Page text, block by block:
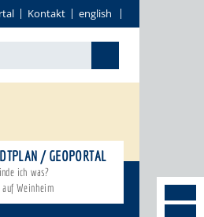
Kontakt english
/ GEOPORTAL
ich was?
auf Weinheim